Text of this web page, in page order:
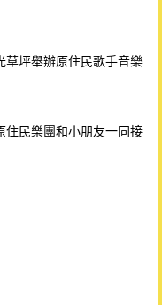
草坪舉辦原住民歌手音樂
住民樂團和小朋友一同接